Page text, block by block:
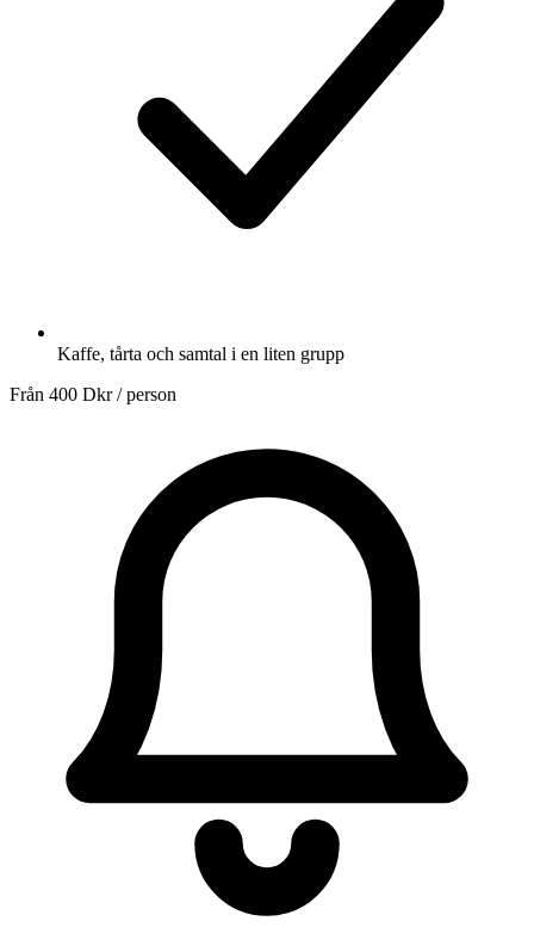
Kaffe, tårta och samtal i en liten grupp
Från 400 Dkr/ person